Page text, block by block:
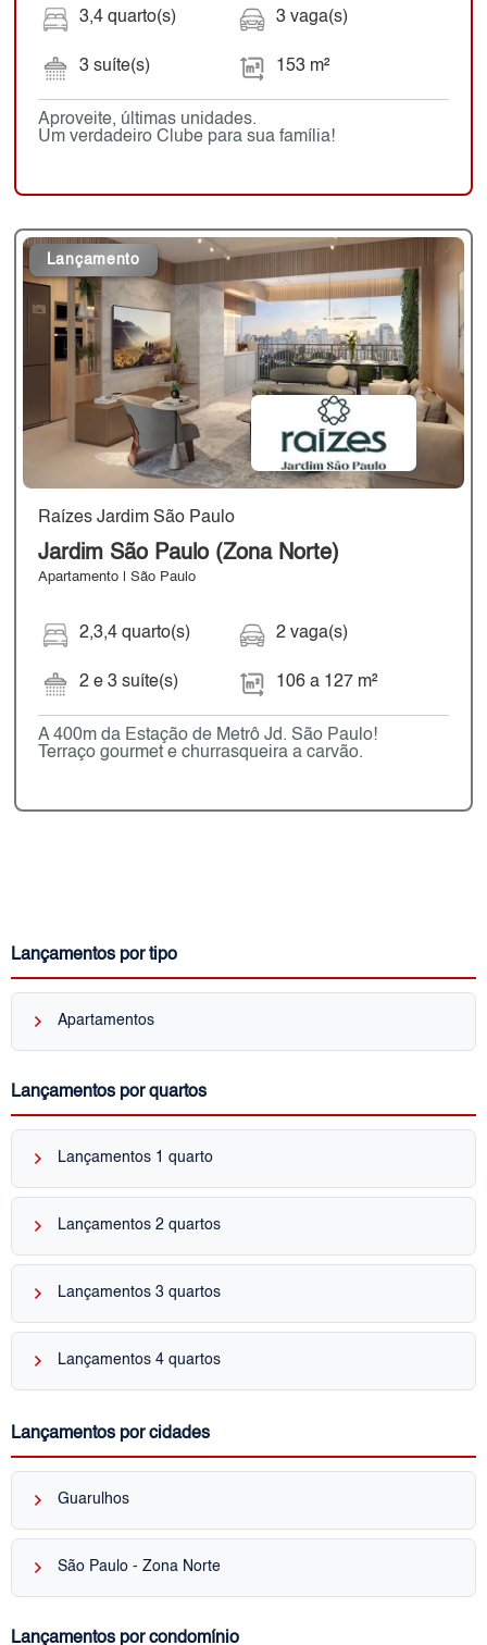
3,4 quarto(s)
3 suíte(s)
3 vaga(s)
153 m²
Aproveite, últimas unidades.
Um verdadeiro Clube para sua família!
Lançamento
Raízes Jardim São Paulo
Jardim São Paulo (Zona Norte)
Apartamento | São Paulo
2,3,4 quarto(s)
2 e 3 suíte(s)
2 vaga(s)
106 a 127 m²
A 400m da Estação de Metrô Jd. São Paulo!
Terraço gourmet e churrasqueira a carvão.
Lançamentos por tipo
keyboard_arrow_right Apartamentos
Lançamentos por quartos
keyboard_arrow_right Lançamentos 1 quarto
keyboard_arrow_right Lançamentos 2 quartos
keyboard_arrow_right Lançamentos 3 quartos
keyboard_arrow_right Lançamentos 4 quartos
Lançamentos por cidades
keyboard_arrow_right Guarulhos
keyboard_arrow_right São Paulo - Zona Norte
Lançamentos por condomínio